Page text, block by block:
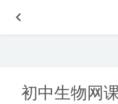
初中生物网